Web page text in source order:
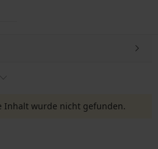
Inhalt wurde nicht gefunden.